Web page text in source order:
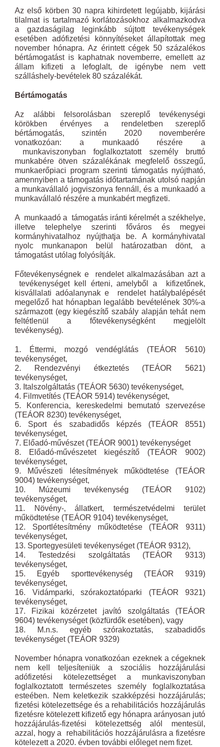
Az első körben 30 napra kihirdetett legújabb, kijárási
tilalmat is tartalmazó korlátozásokhoz alkalmazkodva
a gazdaságilag leginkább sújtott tevékenységek
esetében adófizetési könnyítéseket állapítottak meg
november hónapra. Az érintett cégek 50 százalékos
bértámogatást is kaphatnak novemberre, emellett az
állam kifizeti a lefoglalt, de igénybe nem vett
szálláshely-bevételek 80 százalékát.
Bértámogatás
Az alábbi felsorolásban szereplő tevékenységi
körökben érvényes a rendeletben szereplő
bértámogatás, szintén 2020 novemberére
vonatkozóan: a munkaadó részére a
munkaviszonyban foglalkoztatott személy bruttó
munkabére ötven százalékának megfelelő összegű,
munkaerőpiaci program szerinti támogatás nyújtható,
amennyiben a támogatás időtartamának utolsó napján
a munkavállaló jogviszonya fennáll, és a munkaadó a
munkavállaló részére a munkabért megfizeti.
A munkaadó a támogatás iránti kérelmét a székhelye,
illetve telephelye szerinti főváros és megyei
kormányhivatalhoz nyújthatja be. A kormányhivatal
nyolc munkanapon belül határozatban dönt, a
támogatást utólag folyósítják.
Főtevékenységnek e rendelet alkalmazásában azt a
tevékenységet kell érteni, amelyből a kifizetőnek,
kisvállalati adóalanynak e rendelet hatálybalépését
megelőző hat hónapban legalább bevételének 30%-a
származott (egy kiegészítő szabály alapján tehát nem
feltétlenül a főtevékenységként megjelölt
tevékenység).
1. Éttermi, mozgó vendéglátás (TEÁOR 5610)
tevékenységet,
2. Rendezvényi étkeztetés (TEÁOR 5621)
tevékenységet,
3. Italszolgáltatás (TEÁOR 5630) tevékenységet,
4. Filmvetítés (TEÁOR 5914) tevékenységet,
5. Konferencia, kereskedelmi bemutató szervezése
(TEÁOR 8230) tevékenységet,
6. Sport és szabadidős képzés (TEÁOR 8551)
tevékenységet,
7. Előadó-művészet (TEÁOR 9001) tevékenységet
8. Előadó-művészetet kiegészítő (TEÁOR 9002)
tevékenységet,
9. Művészeti létesítmények működtetése (TEÁOR
9004) tevékenységet,
10. Múzeumi tevékenység (TEÁOR 9102)
tevékenységet,
11. Növény-, állatkert, természetvédelmi terület
működtetése (TEÁOR 9104) tevékenységet,
12. Sportlétesítmény működtetése (TEÁOR 9311)
tevékenységet,
13. Sportegyesületi tevékenységet (TEÁOR 9312),
14. Testedzési szolgáltatás (TEÁOR 9313)
tevékenységet,
15. Egyéb sporttevékenység (TEÁOR 9319)
tevékenységet,
16. Vidámparki, szórakoztatóparki (TEÁOR 9321)
tevékenységet,
17. Fizikai közérzetet javító szolgáltatás (TEÁOR
9604) tevékenységet (közfürdők esetében), vagy
18. M.n.s. egyéb szórakoztatás, szabadidős
tevékenységet (TEÁOR 9329)
November hónapra vonatkozóan ezeknek a cégeknek
nem kell teljesíteniük a szociális hozzájárulási
adófizetési kötelezettséget a munkaviszonyban
foglalkoztatott természetes személy foglalkoztatása
esteében. Nem keletkezik szakképzési hozzájárulás;
fizetési kötelezettsége és a rehabilitációs hozzájárulás
fizetésre kötelezett kifizető egy hónapra arányosan jutó
hozzájárulás-fizetési kötelezettség alól mentesül,
azzal, hogy a rehabilitációs hozzájárulásra a fizetésre
kötelezett a 2020. évben további előleget nem fizet.